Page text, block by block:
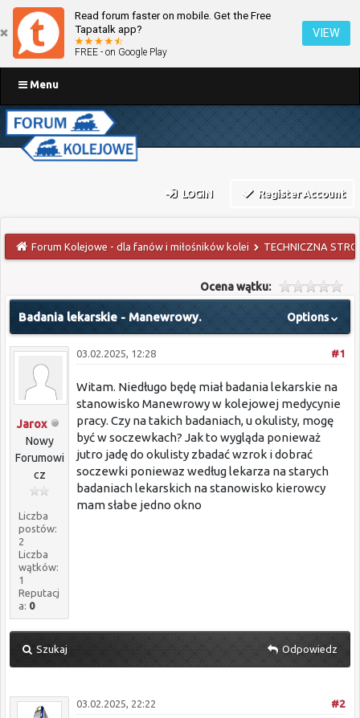
Read forum faster on mobile. Get the Free
Tapatalk app?
FREE - on Google Play
VIEW
Menu
LOGIN Register Account
Forum Kolejowe - dla fanów i miłośników kolei TECHNICZNA
Ocena wątku:
Options
Badania lekarskie - Manewrowy.
Jarox
Nowy
Forumowi
cz
Liczba
postów:
2
Liczba
wątków:
1
Reputacj
a: 0
#1
03.02.2025, 12:28
Witam. Niedługo będę miał badania lekarskie na
stanowisko Manewrowy w kolejowej medycynie
pracy. Czy na takich badaniach, u okulisty, mogę
być w soczewkach? Jak to wygląda ponieważ
jutro jadę do okulisty zbadać wzrok i dobrać
soczewki poniewaz według lekarza na starych
badaniach lekarskich na stanowisko kierowcy
mam słabe jedno okno
Szukaj Odpowiedz
#2
03.02.2025, 22:22